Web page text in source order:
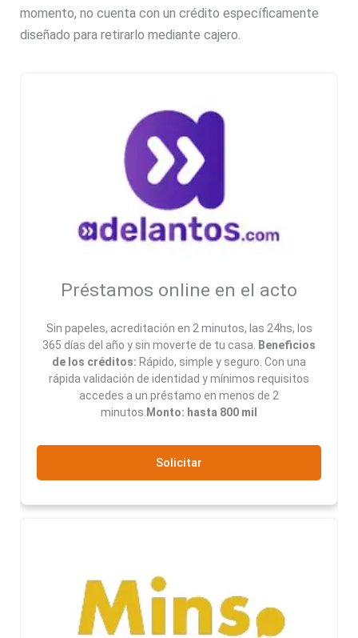
momento, no cuenta con un crédito específicamente
diseñado para retirarlo mediante cajero.
Préstamos online en el acto
Sin papeles, acreditación en 2 minutos, las 24hs, los
365 días del año y sin moverte de tu casa.
Beneficios
de los créditos: Rápido, simple y seguro. Con una
rápida validación de identidad y mínimos requisitos
accedes a un préstamo en menos de 2
minutos. Monto: hasta 800 mil
Solicitar